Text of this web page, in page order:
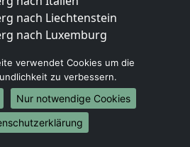
nach Liechtenstein
nach Luxemburg
nach Norwegen
nach Berlin
nach Hamburg
verwendet Cookies um die
zu verbessern.
Nur notwendige Cookies